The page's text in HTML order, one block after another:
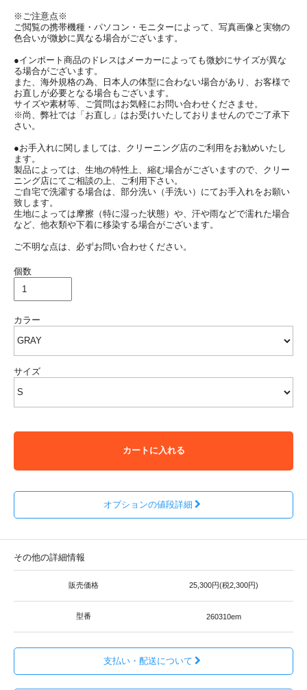
※ご注意点※
ご閲覧の携帯機種・パソコン・モニターによって、写真画像と実物の
色合いが微妙に異なる場合がございます。
●インポート商品のドレスはメーカーによっても微妙にサイズが異な
る場合がございます。
また、海外規格の為、日本人の体型に合わない場合があり、お客様で
お直しが必要となる場合もございます。
サイズや素材等、ご質問はお気軽にお問い合わせくださませ。
※尚、弊社では「お直し」はお受けいたしておりませんのでご了承下
さい。
●お手入れに関しましては、クリーニング店のご利用をお勧めいたし
ます。
製品によっては、生地の特性上、縮む場合がございますので、クリー
ニング店にてご相談の上、ご利用下さい。
ご自宅で洗濯する場合は、部分洗い（手洗い）にてお手入れをお願い
致します。
生地によっては摩擦（特に湿った状態）や、汗や雨などで濡れた場合
など、他衣類や下着に移染する場合がございます。
ご不明な点は、必ずお問い合わせください。
個数
カラー
サイズ
カートに入れる
オプションの値段詳細
その他の詳細情報
販売価格 25,300円(税2,300円)
型番 260310em
支払い・配送について